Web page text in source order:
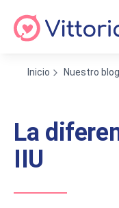
Inicio Nuestro blog
La
IIU